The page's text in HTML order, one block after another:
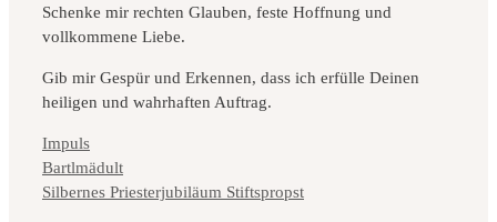
Schenke mir rechten Glauben, feste Hoffnung und
vollkommene Liebe.
Gib mir Gespür und Erkennen, dass ich erfülle Deinen
heiligen und wahrhaften Auftrag.
Kategorien
Impuls
Bartlmädult
Silbernes Priesterjubiläum Stiftspropst